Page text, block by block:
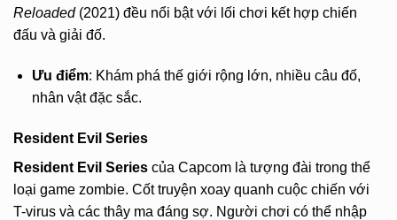
Reloaded(2021) đều nổi bật với lối chơi kết hợp chiến
đấu và giải đố.
Ưu điểm: Khám phá thế giới rộng lớn, nhiều câu đố,
nhân vật đặc sắc.
Resident Evil Series
Resident Evil Series của Capcom là tượng đài trong thể
loại game zombie. Cốt truyện xoay quanh cuộc chiến với
T-virus và các thây ma đáng sợ. Người chơi có thể nhập